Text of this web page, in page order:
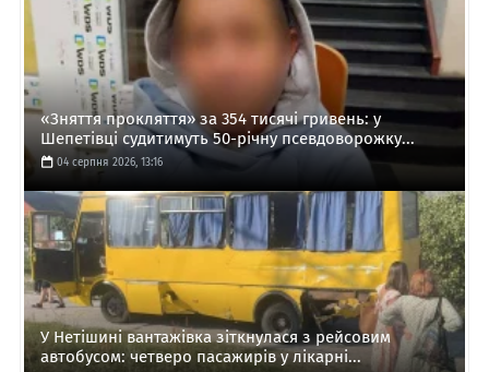
«Зняття прокляття» за 354 тисячі гривень: у
Шепетівці судитимуть 50-річну псевдоворожку...
04 серпня 2026, 13:16
У Нетішині вантажівка зіткнулася з рейсовим
автобусом: четверо пасажирів у лікарні...